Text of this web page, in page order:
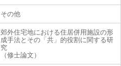
その他
郊外住宅地における住居併用施設の形
成手法とその「共」的役割に関する研
究
（修士論文）